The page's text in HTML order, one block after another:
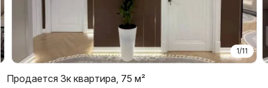
1/11
Продается 3к квартира, 75 м²